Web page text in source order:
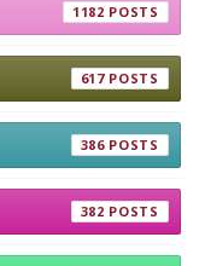
1182
617
386
382